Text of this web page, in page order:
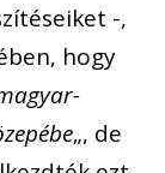
-,
hogy
„, de